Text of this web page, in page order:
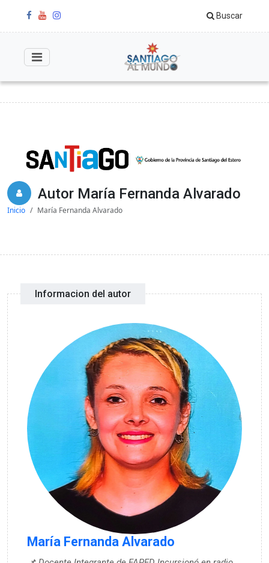
Buscar
Autor María Fernanda Alvarado
Inicio María Fernanda Alvarado
Informacion del autor
María Fernanda Alvarado